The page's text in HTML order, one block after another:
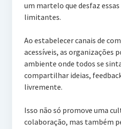
um martelo que desfaz
limitantes.
Ao estabelecer canais de
acessíveis, as organizações
ambiente onde todos se
compartilhar ideias,
livremente.
Isso não só promove uma
colaboração, mas também